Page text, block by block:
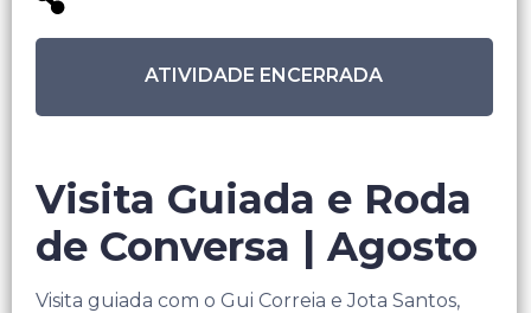
ATIVIDADE ENCERRADA
Visita Guiada e Roda
de Conversa | Agosto
Visita guiada com o Gui Correia e Jota Santos,